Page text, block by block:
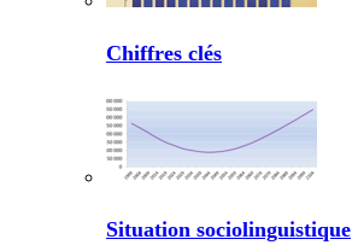
Chiffres clés
Situation sociolinguistique